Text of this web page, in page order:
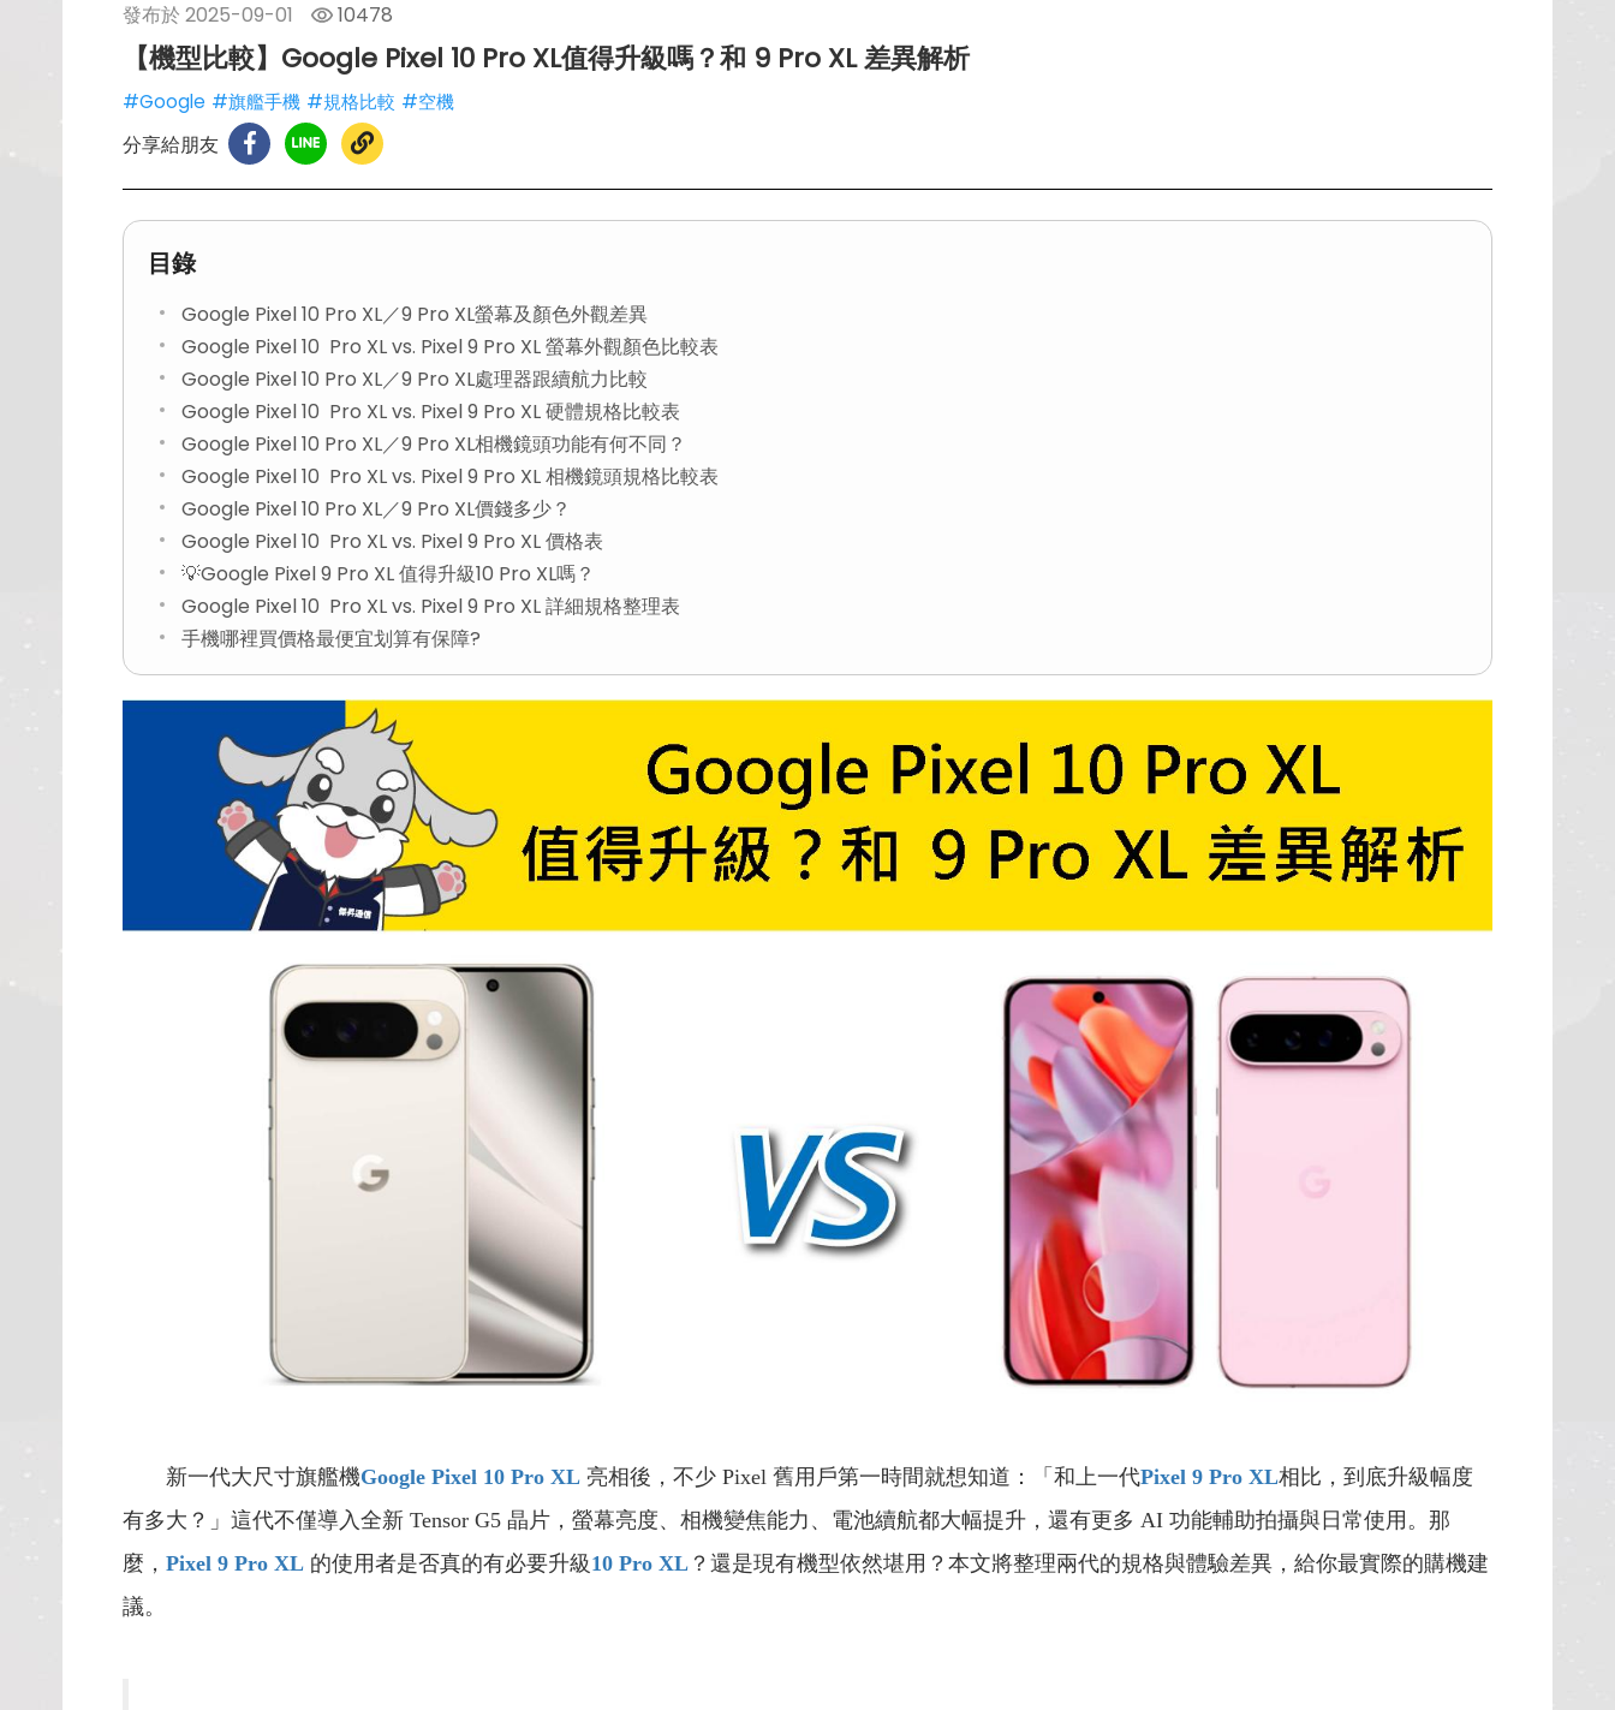
發布於 2025-09-01 10478
【機型比較】Google Pixel 10 Pro XL值得升級嗎？和 9 Pro XL 差異解析
#Google #旗艦手機 #規格比較 #空機
分享給朋友
目錄
Google Pixel 10 Pro XL／9 Pro XL螢幕及顏色外觀差異
Google Pixel 10 Pro XL vs. Pixel 9 Pro XL 螢幕外觀顏色比較表
Google Pixel 10 Pro XL／9 Pro XL處理器跟續航力比較
Google Pixel 10 Pro XL vs. Pixel 9 Pro XL 硬體規格比較表
Google Pixel 10 Pro XL／9 Pro XL相機鏡頭功能有何不同？
Google Pixel 10 Pro XL vs. Pixel 9 Pro XL 相機鏡頭規格比較表
Google Pixel 10 Pro XL／9 Pro XL價錢多少？
Google Pixel 10 Pro XL vs. Pixel 9 Pro XL 價格表
💡Google Pixel 9 Pro XL 值得升級10 Pro XL嗎？
Google Pixel 10 Pro XL vs. Pixel 9 Pro XL 詳細規格整理表
手機哪裡買價格最便宜划算有保障?
新一代大尺寸旗艦機Google Pixel 10 Pro XL 亮相後，不少 Pixel 舊用戶第一時間就想知道：「和上一代Pixel 9 Pro XL相比，到底升級幅度
有多大？」這代不僅導入全新 Tensor G5 晶片，螢幕亮度、相機變焦能力、電池續航都大幅提升，還有更多 AI 功能輔助拍攝與日常使用。那
麼， Pixel 9 Pro XL 的使用者是否真的有必要升級10 Pro XL ？還是現有機型依然堪用？本文將整理兩代的規格與體驗差異，給你最實際的購機建
議。